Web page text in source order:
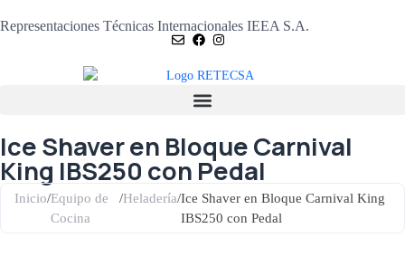
Representaciones Técnicas Internacionales IEEA S.A.
Ice Shaver en Bloque Carnival
King IBS250 con Pedal
Inicio/Equipo de
Cocina
/Heladería/Ice Shaver en Bloque Carnival King
IBS250 con Pedal